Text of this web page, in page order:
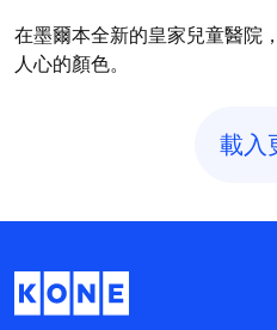
在墨爾本全新的皇家兒童醫院
人心的顏色。
載入